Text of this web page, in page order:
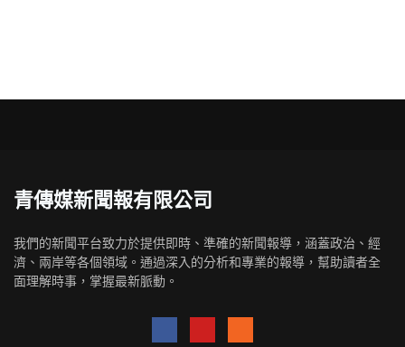
青傳媒新聞報有限公司
我們的新聞平台致力於提供即時、準確的新聞報導，涵蓋政治、經
濟、兩岸等各個領域。通過深入的分析和專業的報導，幫助讀者全
面理解時事，掌握最新脈動。